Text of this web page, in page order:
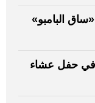
البامبو»
في حفل عشاء